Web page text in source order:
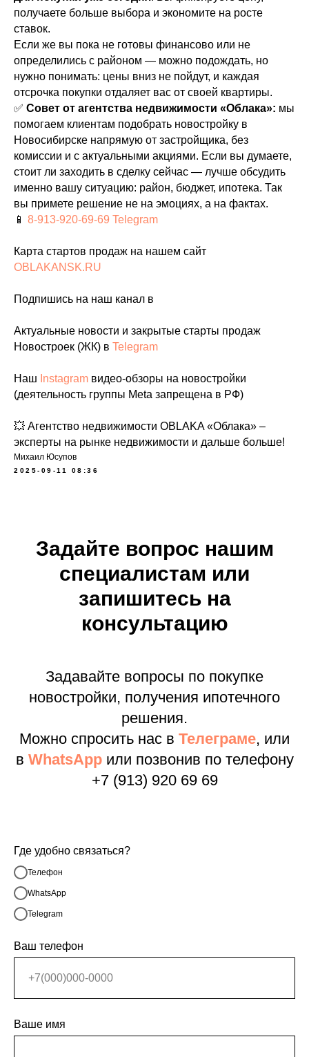
получаете больше выбора и экономите на росте
ставок.
Если же вы пока не готовы финансово или не
определились с районом — можно подождать, но
нужно понимать: цены вниз не пойдут, и каждая
отсрочка покупки отдаляет вас от своей квартиры.
✅ Совет от агентства недвижимости «Облака»: мы
помогаем клиентам подобрать новостройку в
Новосибирске напрямую от застройщика, без
комиссии и с актуальными акциями. Если вы думаете,
стоит ли заходить в сделку сейчас — лучше обсудить
именно вашу ситуацию: район, бюджет, ипотека. Так
вы примете решение не на эмоциях, а на фактах.
📱 8-913-920-69-69 Telegram
Карта стартов продаж на нашем сайт
OBLAKANSK.RU
Подпишись на наш канал в
Актуальные новости и закрытые старты продаж
Новостроек (ЖК) в Telegram
Наш Instagram видео-обзоры на новостройки
(деятельность группы Meta запрещена в РФ)
💥 Агентство недвижимости OBLAKA «Облака» –
эксперты на рынке недвижимости и дальше больше!
Михаил Юсупов
2025-09-11 08:36
Задайте вопрос нашим
специалистам или
запишитесь на
консультацию
Задавайте вопросы по покупке
новостройки, получения ипотечного
решения.
Можно спросить нас в Телеграме, или
в WhatsAppили позвонив по телефону
+7 (913) 920 69 69
Где удобно связаться?
Телефон
WhatsApp
Telegram
Ваш телефон
Ваше имя